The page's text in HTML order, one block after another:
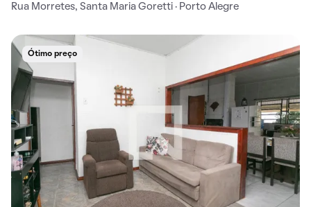
Rua Morretes, Santa Maria Goretti · Porto Alegre
Ótimo preço